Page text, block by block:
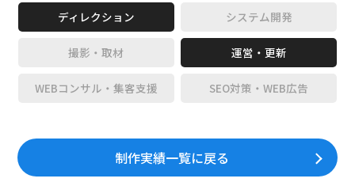
ディレクション システム開発
撮影・取材 運営・更新
WEBコンサル・集客支援 SEO対策・WEB広告
制作実績一覧に戻る